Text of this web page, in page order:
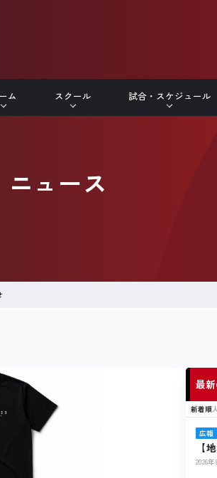
ム スクール 試合・スケジュール
ニュース
最
新着順
広報
【
ト開
2026